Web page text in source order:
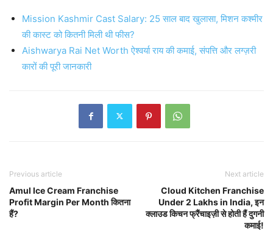
Mission Kashmir Cast Salary: 25 साल बाद खुलासा, मिशन कश्मीर
की कास्ट को कितनी मिली थी फीस?
Aishwarya Rai Net Worth ऐश्वर्या राय की कमाई, संपत्ति और लग्ज़री
कारों की पूरी जानकारी
Previous article
Amul Ice Cream Franchise
Profit Margin Per Month कितना
हैं?
Next article
Cloud Kitchen Franchise
Under 2 Lakhs in India, इन
क्लाउड किचन फ्रैंचाइज़ी से होती हैं दुगनी
कमाई!